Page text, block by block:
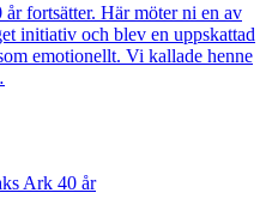
fortsätter. Här möter ni en av
initiativ och blev en uppskattad
emotionellt. Vi kallade henne